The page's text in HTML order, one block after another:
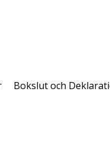
Bokslut och